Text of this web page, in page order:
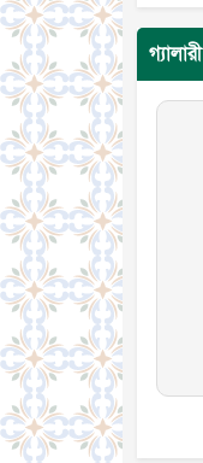
গ্যালারী